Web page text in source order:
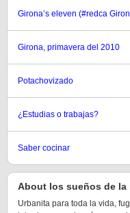
Girona’s eleven (#redca
Girona, primavera del 2010
Potachovizado
¿Estudias o trabajas?
Saber cocinar
About los sueños de la
Urbanita para toda la vida,